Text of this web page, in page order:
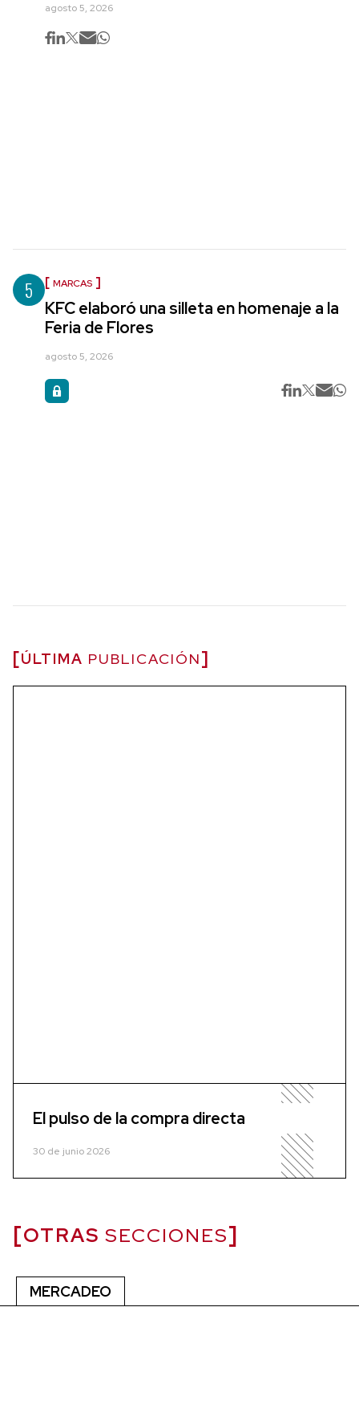
agosto 5, 2026
5 MARCAS
KFC elaboró una silleta en homenaje a la
Feria de Flores
agosto 5, 2026
ÚLTIMA PUBLICACIÓN
El pulso de la compra directa
30 de junio 2026
OTRAS SECCIONES
MERCADEO